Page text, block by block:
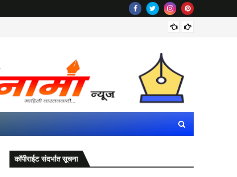
कॉपीराईट संदर्भात सूचना